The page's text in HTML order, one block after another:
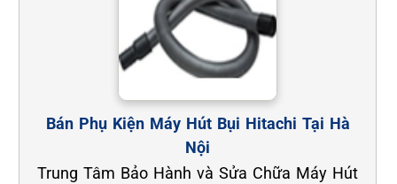
Bán Phụ Kiện Máy Hút Bụi Hitachi Tại Hà
Nội
Trung Tâm Bảo Hành và Sửa Chữa Máy Hút